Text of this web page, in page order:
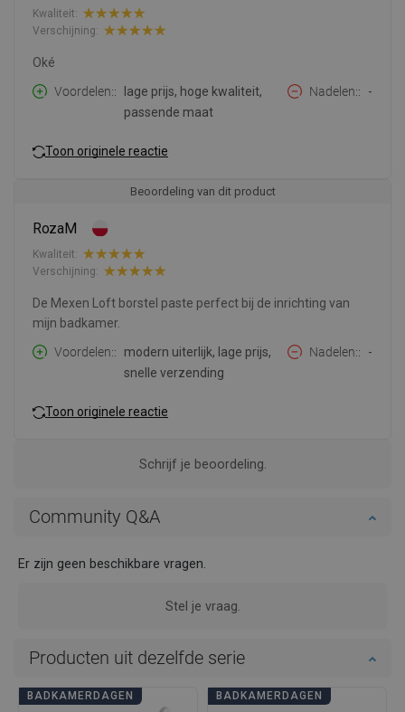
Kwaliteit:
Verschijning:
Oké
Voordelen:
lage prijs, hoge kwaliteit,
passende maat
Nadelen: -
Toon originele reactie
Beoordeling van dit product
RozaM
Kwaliteit:
Verschijning:
De Mexen Loft borstel paste perfect bij de inrichting van
mijn badkamer.
Voordelen:
modern uiterlijk, lage prijs,
snelle verzending
Nadelen: -
Toon originele reactie
Schrijf je beoordeling.
Community Q&A
Er zijn geen beschikbare vragen.
Stel je vraag.
Producten uit dezelfde serie
BADKAMERDAGEN BADKAMERDAGEN